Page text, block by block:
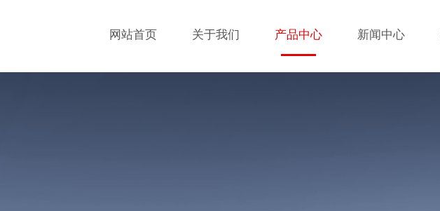
网站首页 关于我们 产品中心 新闻中心